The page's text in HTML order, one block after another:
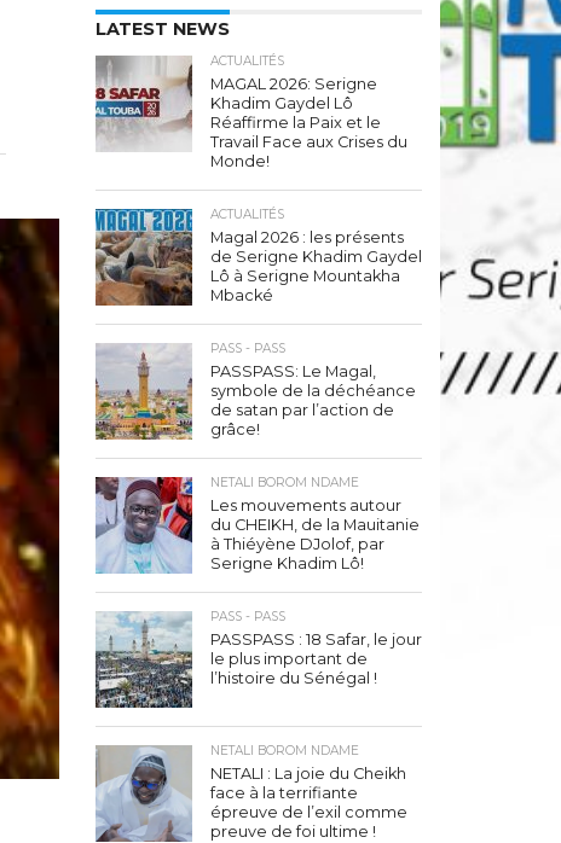
LATEST NEWS
ACTUALITÉS
MAGAL 2026: Serigne
Khadim Gaydel Lô
Réaffirme la Paix et le
Travail Face aux Crises du
Monde!
ACTUALITÉS
Magal 2026 : les présents
de Serigne Khadim Gaydel
Lô à Serigne Mountakha
Mbacké
PASS - PASS
PASSPASS: Le Magal,
symbole de la déchéance
de satan par l’action de
grâce!
NETALI BOROM NDAME
Les mouvements autour
du CHEIKH, de la Mauitanie
à Thiéyène DJolof, par
Serigne Khadim Lô!
PASS - PASS
PASSPASS : 18 Safar, le jour
le plus important de
l’histoire du Sénégal !
NETALI BOROM NDAME
NETALI : La joie du Cheikh
face à la terrifiante
épreuve de l’exil comme
preuve de foi ultime !